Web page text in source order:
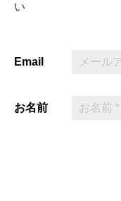
い
Email
お名前